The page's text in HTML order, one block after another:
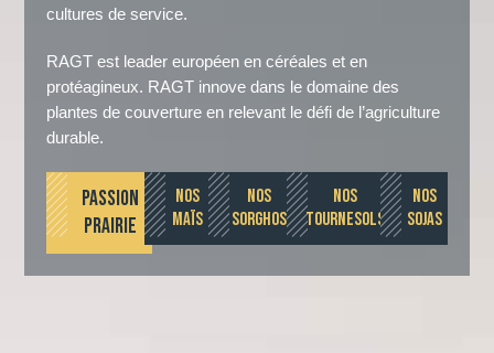
cultures de service.
RAGT est leader européen en céréales et en
protéagineux. RAGT innove dans le domaine des
plantes de couverture en relevant le défi de l’agriculture
durable.
PASSION
PRAIRIE
NOS
MAÏS
NOS
SORGHOS
NOS
TOURNESOLS
NOS
SOJAS